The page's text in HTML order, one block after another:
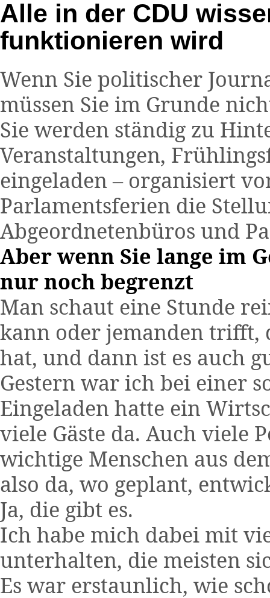
Alle in der CDU
funktionieren wird
Wenn Sie politischer
müssen Sie im Grunde
Sie werden ständig zu
Veranstaltungen,
eingeladen – organisiert
Parlamentsferien die
Abgeordnetenbüros und
Aber wenn Sie lange im
nur noch begrenzt
Man schaut eine Stunde
kann oder jemanden trifft,
hat, und dann ist es auch
Gestern war ich bei einer
Eingeladen hatte ein
viele Gäste da. Auch viele
wichtige Menschen aus
also da, wo geplant,
Ja, die gibt es.
Ich habe mich dabei mit
unterhalten, die meisten
Es war erstaunlich, wie